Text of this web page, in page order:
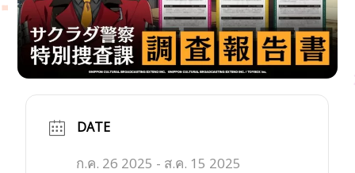
DATE
ก.ค. 26 2025 - ส.ค. 15 2025